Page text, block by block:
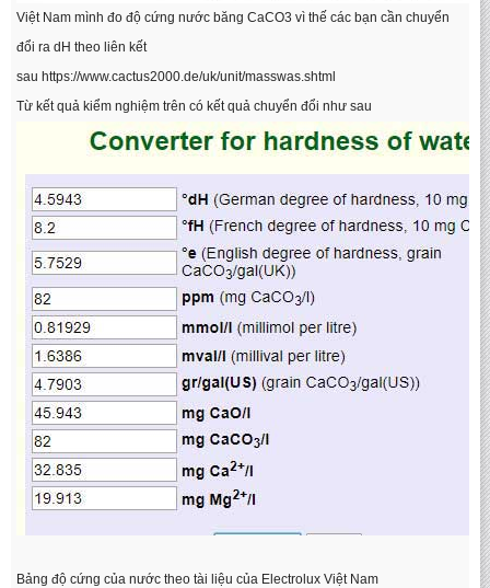
Việt Nam mình đo độ cứng nước băng CaCO3 vì thế các bạn cần chuyển
đổi ra dH theo liên kết
sau https://www.cactus2000.de/uk/unit/masswas.shtml
Từ kết quả kiểm nghiệm trên có kết quả chuyển đổi như sau
Bảng độ cứng của nước theo tài liệu của Electrolux Việt Nam